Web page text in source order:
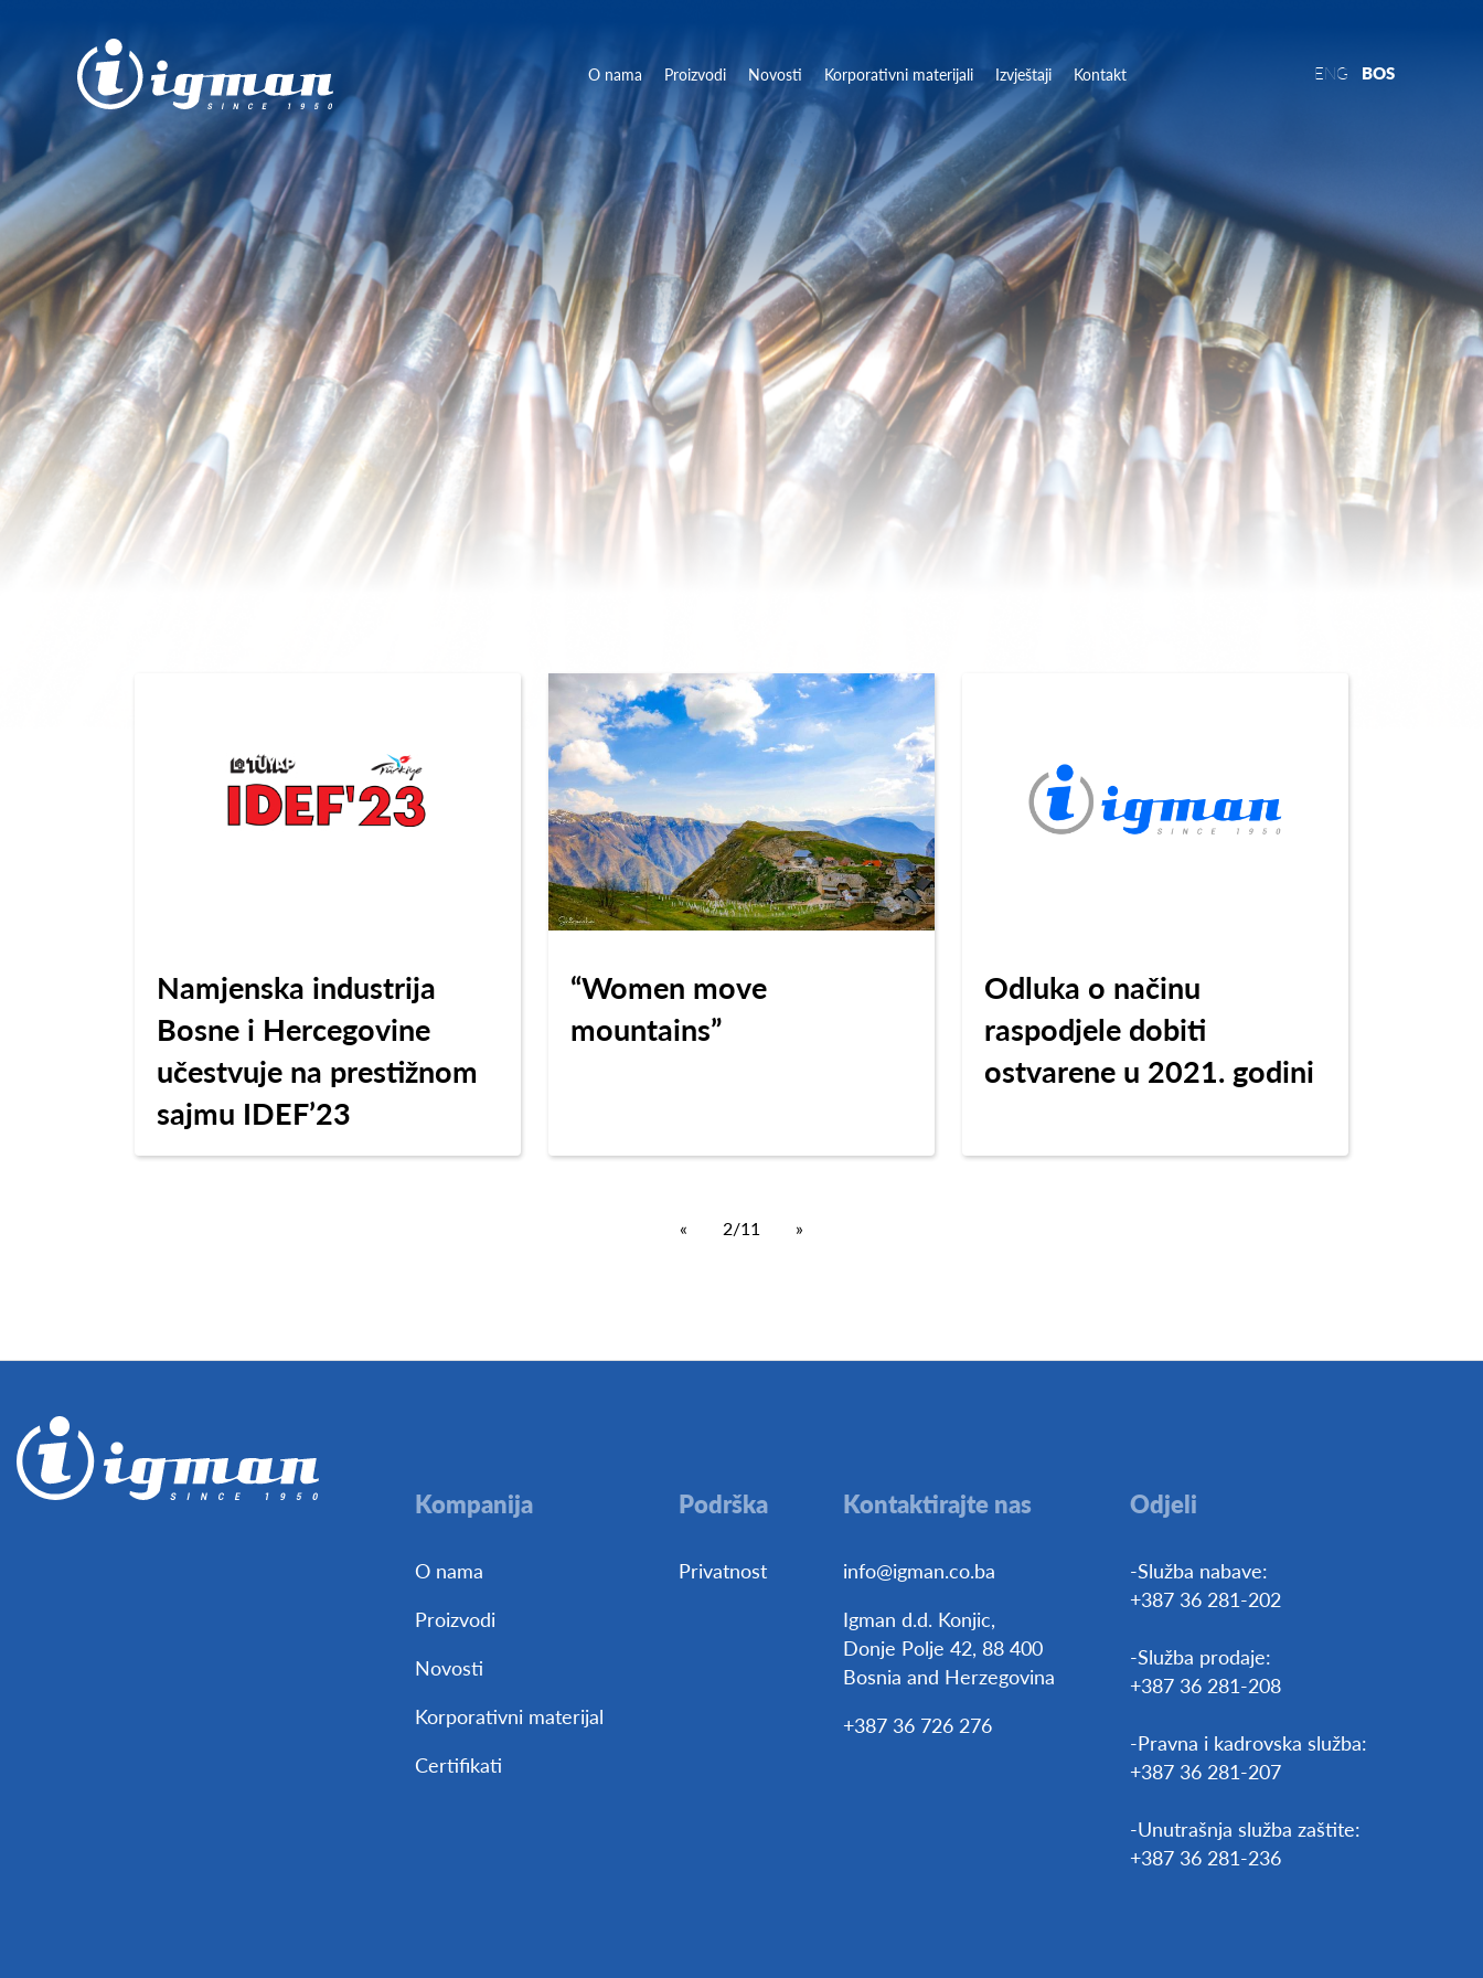
O nama Proizvodi Novosti Korporativni materijali Izvještaji Kontakt ENG BOS
Namjenska industrija
Bosne i Hercegovine
učestvuje na prestižnom
sajmu IDEF’23
“Women move
mountains”
Odluka o načinu
raspodjele dobiti
ostvarene u 2021. godini
« 2/11 »
Kompanija
O nama
Proizvodi
Novosti
Korporativni materijal
Certifikati
Podrška
Privatnost
Kontaktirajte nas
info@igman.co.ba
Igman d.d. Konjic,
Donje Polje 42, 88 400
Bosnia and Herzegovina
+387 36 726 276
Odjeli
-Služba nabave:
+387 36 281-202
-Služba prodaje:
+387 36 281-208
-Pravna i kadrovska služba:
+387 36 281-207
-Unutrašnja služba zaštite:
+387 36 281-236